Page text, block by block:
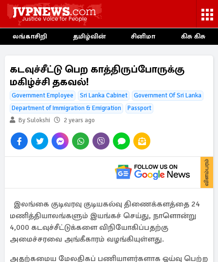
லங்காசிறி தமிழ்வின் சினிமா கிசு கிசு
கடவுச்சீட்டு பெற காத்திருப்போருக்கு
மகிழ்ச்சி தகவல்!
Government Employee Sri Lanka Cabinet
Government Of Sri Lanka
Department of Immigration & Emigration
Passport
By Sulokshi
2 years ago
விளம்பரம்
இலங்கை குடிவரவு குடியகல்வு திணைக்களத்தை 24
மணித்தியாலங்களும் இயங்கச் செய்து, நாளொன்று
4,000 கடவுச்சீட்டுக்களை விநியோகிப்பதற்கு
அமைச்சரவை அங்கீகாரம் வழங்கியுள்ளது.
அதற்கமைய மேலதிகப் பணியாளர்களாக ஓய்வு பெற்ற